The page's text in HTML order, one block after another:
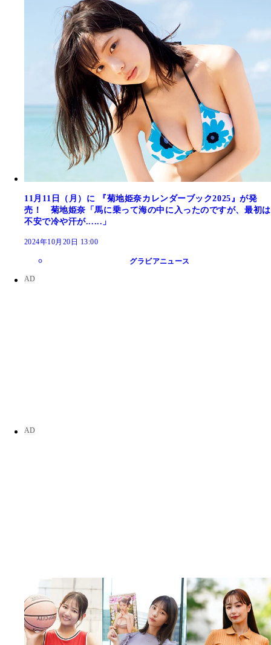
11月11日（月）に 『菊地姫奈カレンダーブック2025』が発
売！ 菊地姫奈「馬に乗って海の中に入ったのですが、最初は
不安で冷や汗が......」
2024年10月20日 13:00
グラビアニュース